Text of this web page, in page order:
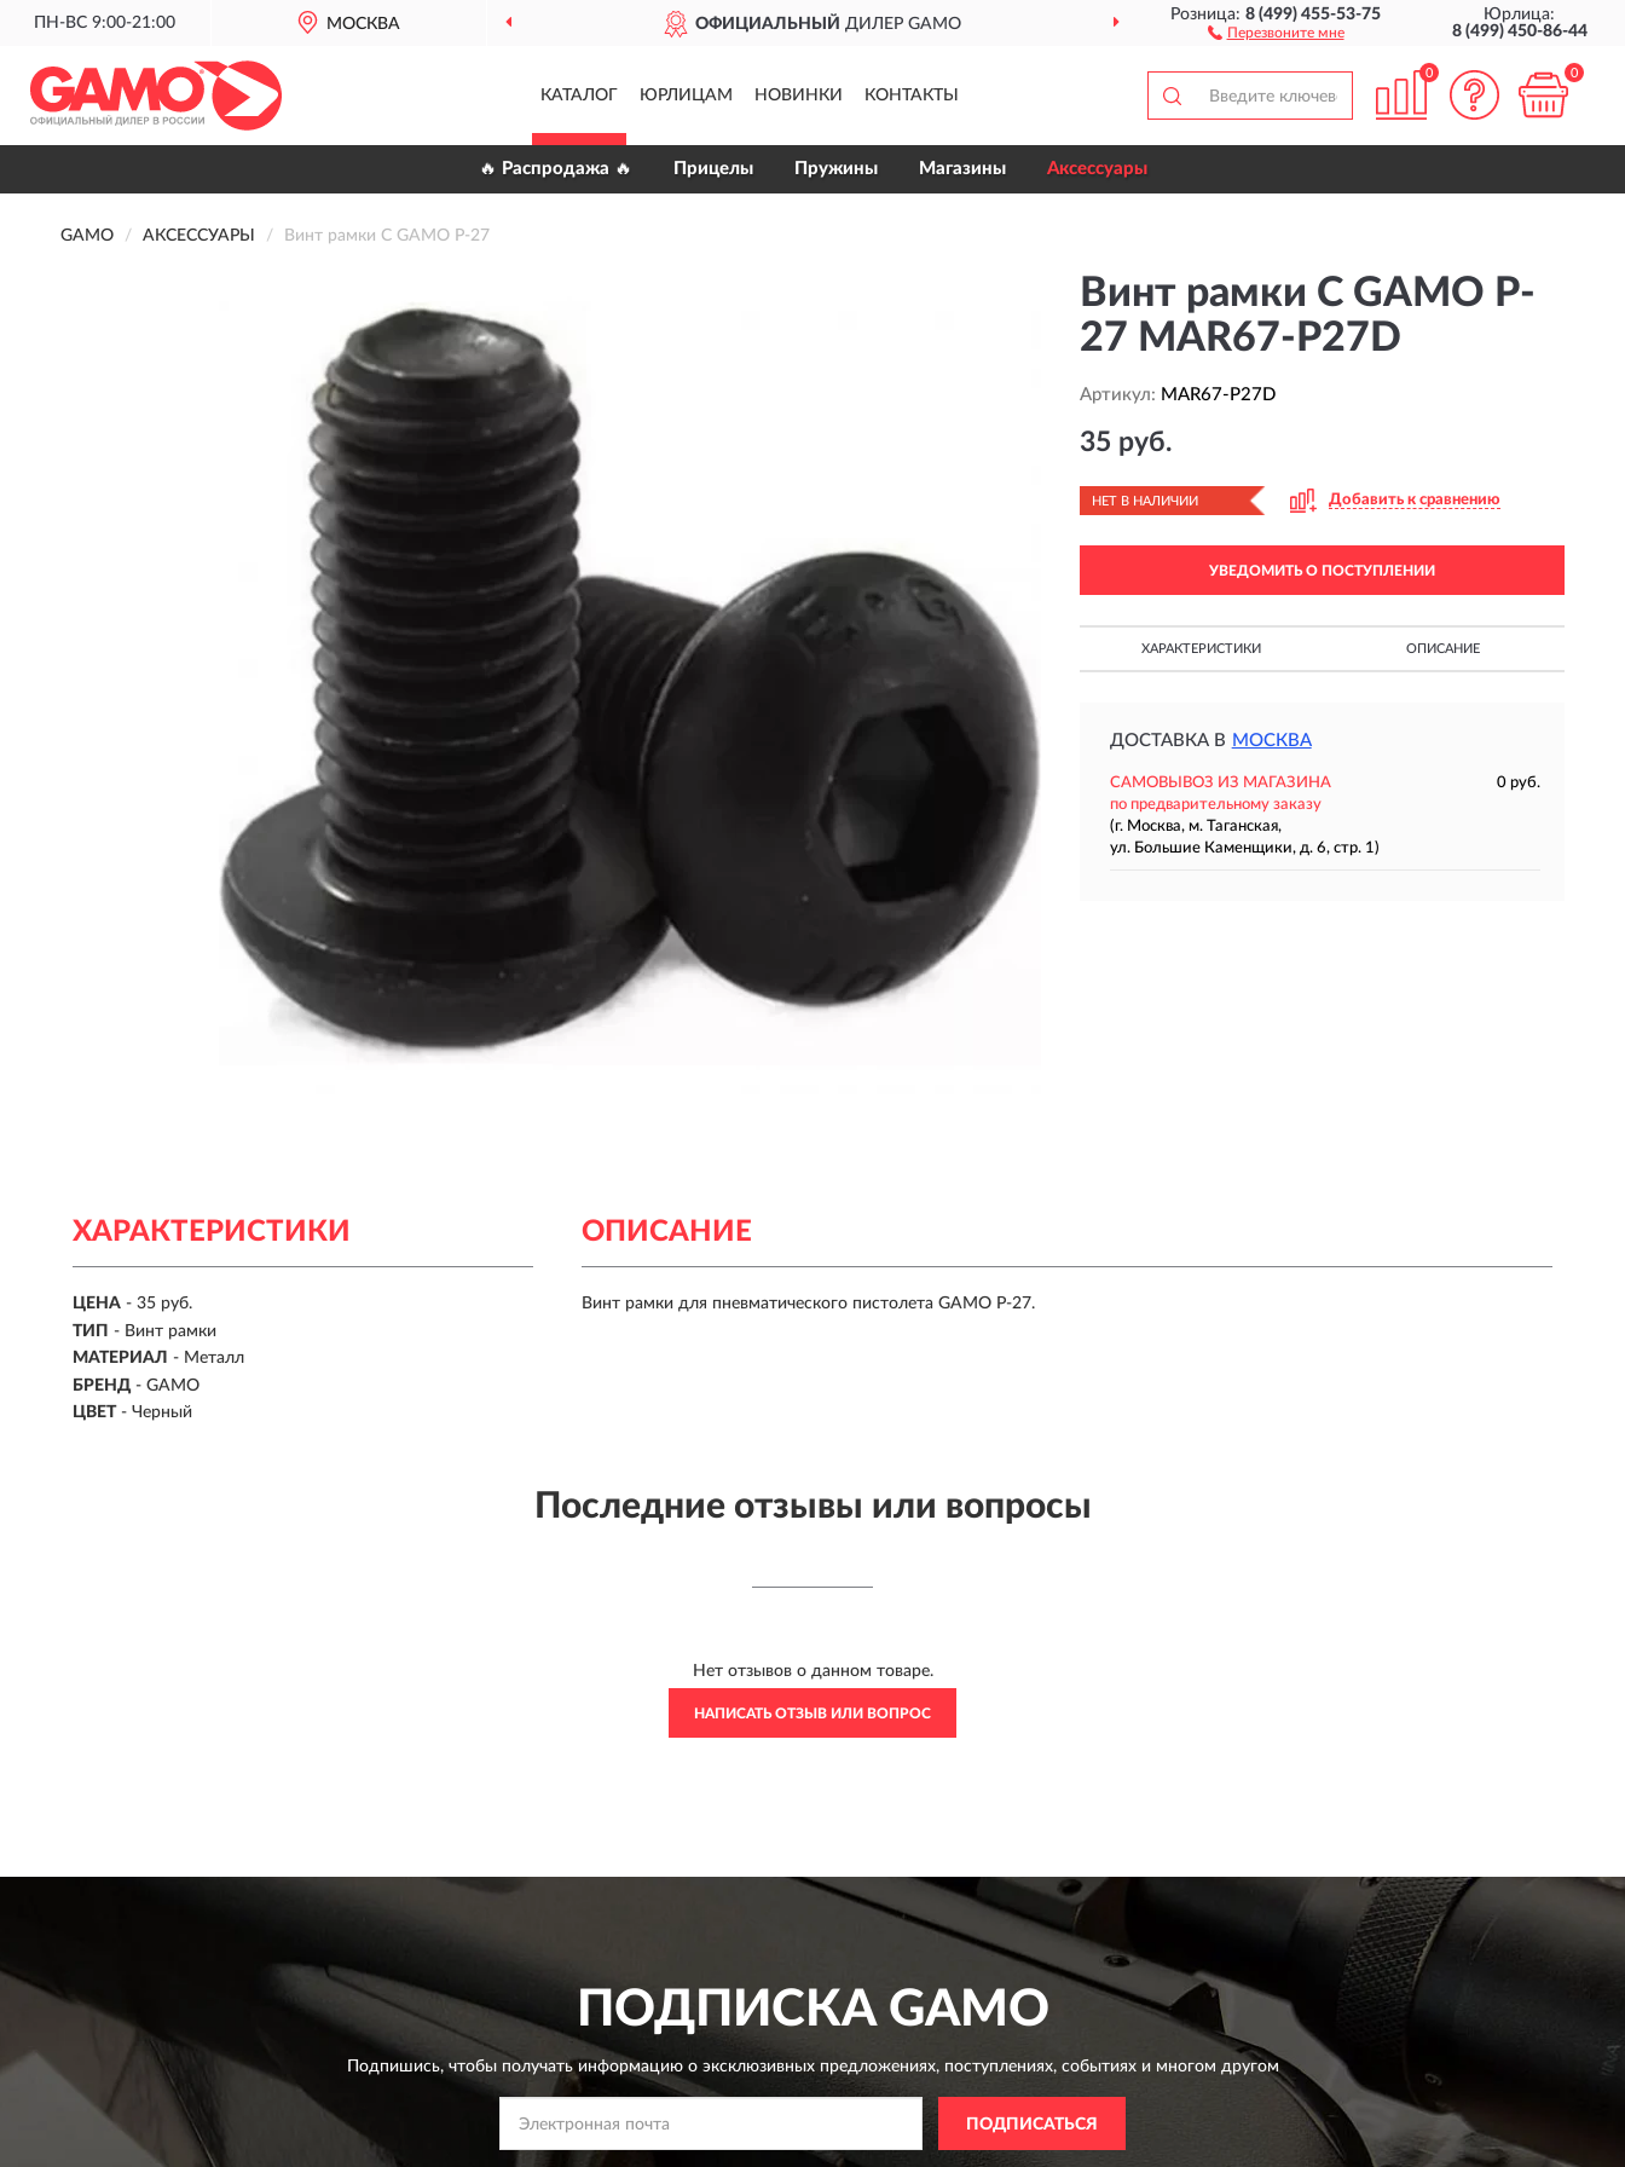
ПН-ВС 9:00-21:00 МОСКВА ОФИЦИАЛЬНЫЙ ДИЛЕР GAMO ДОСТАВИМ ПО ВСЕЙ РОССИИ
Розница:8 (499) 455-53-75
Перезвоните мне
Юрлица:
8 (499) 450-86-44
КАТАЛОГ ЮРЛИЦАМ НОВИНКИ КОНТАКТЫ
0 0
🔥 Распродажа 🔥 Прицелы Пружины Магазины Аксессуары
GAMO АКСЕССУАРЫ Винт рамки C GAMO P-27
Винт рамки C GAMO P-
27 MAR67-P27D
Артикул: MAR67-P27D
35 руб.
НЕТ В НАЛИЧИИ Добавить к сравнению
УВЕДОМИТЬ О ПОСТУПЛЕНИИ
ХАРАКТЕРИСТИКИ ОПИСАНИЕ
ДОСТАВКА В МОСКВА
САМОВЫВОЗ ИЗ МАГАЗИНА
0 руб.
по предварительному заказу
(г. Москва, м. Таганская,
ул. Большие Каменщики, д. 6, стр. 1)
ХАРАКТЕРИСТИКИ
ЦЕНА - 35 руб.
ТИП - Винт рамки
МАТЕРИАЛ - Металл
БРЕНД - GAMO
ЦВЕТ - Черный
ОПИСАНИЕ
Винт рамки для пневматического пистолета GAMO P-27.
Последние отзывы или вопросы
Нет отзывов о данном товаре.
НАПИСАТЬ ОТЗЫВ ИЛИ ВОПРОС
ПОДПИСКАGAMO
Подпишись, чтобы получать информацию о эксклюзивных предложениях,поступлениях, событиях и многом другом
ПОДПИСАТЬСЯ